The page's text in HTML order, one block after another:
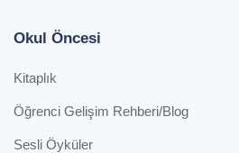
Okul Öncesi
Kitaplık
Öğrenci Gelişim Rehberi/Blog
Sesli Öyküler